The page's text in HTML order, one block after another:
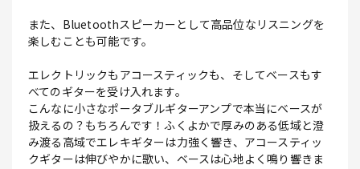
また、Bluetoothスピーカーとして高品位なリスニングを
楽しむことも可能です。
エレクトリックもアコースティックも、そしてベースもす
べてのギターを受け入れます。
こんなに小さなポータブルギターアンプで本当にベースが
扱えるの？もちろんです！ふくよかで厚みのある低域と澄
み渡る高域でエレキギターは力強く響き、アコースティッ
クギターは伸びやかに歌い、ベースは心地よく鳴り響きま